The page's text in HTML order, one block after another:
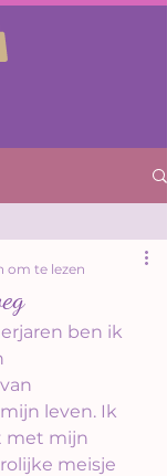
om te lezen
ben ik
leven. Ik
met mijn
meisje